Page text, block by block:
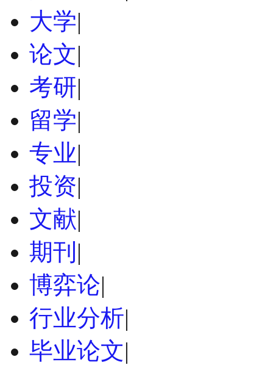
大学|
论文|
考研|
留学|
专业|
投资|
文献|
期刊 |
博弈论|
行业分析|
毕业论文|